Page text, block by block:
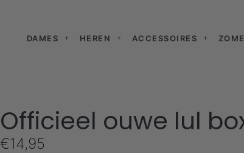
DAMES HEREN ACCESSOIRES
Officieel ouwe lul
€14,95